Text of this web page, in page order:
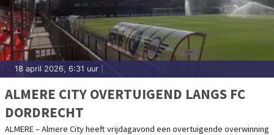
18 april 2026, 6:31 uur
ALMERE CITY OVERTUIGEND LANGS FC
DORDRECHT
ALMERE – Almere City heeft vrijdagavond een overtuigende overwinning